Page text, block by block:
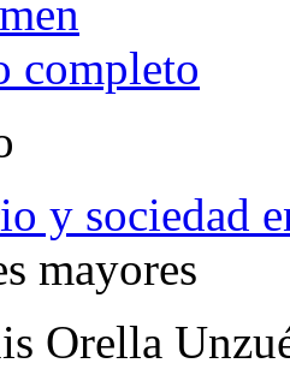
completo
y sociedad
mayores
Orella